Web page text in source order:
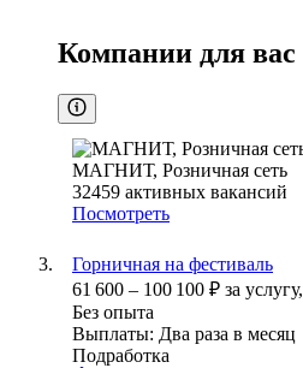
Компании для вас
МАГНИТ, Розничная сеть
32459 активных вакансий
Посмотреть
Горничная на фестиваль
61 600 – 100 100 ₽ за услугу,
Без опыта
Выплаты: Два раза в месяц
Подработка